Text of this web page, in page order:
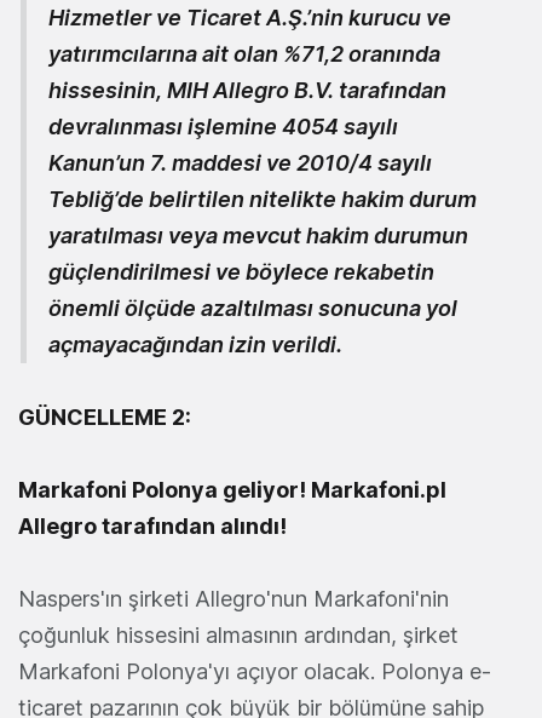
Hizmetler ve Ticaret A.Ş.’nin kurucu ve
yatırımcılarına ait olan %71,2 oranında
hissesinin, MIH Allegro B.V. tarafından
devralınması işlemine 4054 sayılı
Kanun’un 7. maddesi ve 2010/4 sayılı
Tebliğ’de belirtilen nitelikte hakim durum
yaratılması veya mevcut hakim durumun
güçlendirilmesi ve böylece rekabetin
önemli ölçüde azaltılması sonucuna yol
açmayacağından izin verildi.
GÜNCELLEME 2:
Markafoni Polonya geliyor! Markafoni.pl
Allegro tarafından alındı!
Naspers'ın şirketi Allegro'nun Markafoni'nin
çoğunluk hissesini almasının ardından, şirket
Markafoni Polonya'yı açıyor olacak. Polonya e-
ticaret pazarının çok büyük bir bölümüne sahip